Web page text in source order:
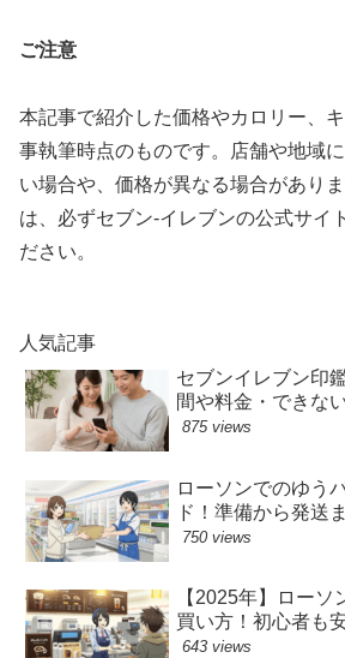
ご注意
本記事で紹介した価格やカロリー、
事執筆時点のものです。店舗や地域
い場合や、価格が異なる場合があり
は、必ずセブン-イレブンの公式サイ
ださい。
人気記事
セブンイレブン印
間や料金・できな
875 views
ローソンでのゆう
ド！準備から発送
750 views
【2025年】ロー
買い方！初心者も
643 views